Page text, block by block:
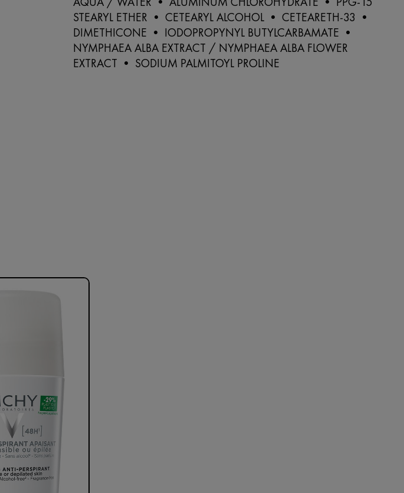
STEARYL ETHER • CETEARYL ALCOHOL • CETEARETH-33 •
DIMETHICONE • IODOPROPYNYL BUTYLCARBAMATE •
NYMPHAEA ALBA EXTRACT / NYMPHAEA ALBA FLOWER
EXTRACT • SODIUM PALMITOYL PROLINE